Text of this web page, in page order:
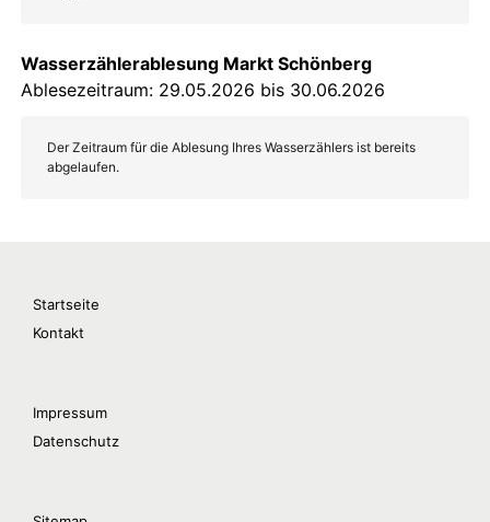
Startseite
Kontakt
Impressum
Datenschutz